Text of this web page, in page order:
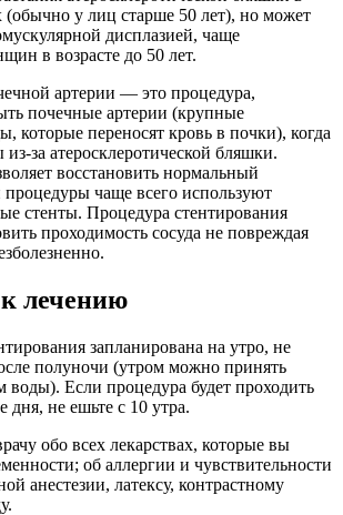
(обычно у лиц старше 50 лет), но может
дисплазией, чаще
в возрасте до 50 лет.
артерии — это процедура,
почечные артерии (крупные
которые переносят кровь в почки), когда
за атеросклеротической бляшки.
восстановить нормальный
процедуры чаще всего используют
стенты. Процедура стентирования
проходимость сосуда не повреждая
лечению
запланирована на утро, не
полуночи (утром можно принять
воды). Если процедура будет проходить
дня, не ешьте с 10 утра.
обо всех лекарствах, которые вы
об аллергии и чувствительности
анестезии, латексу, контрастному